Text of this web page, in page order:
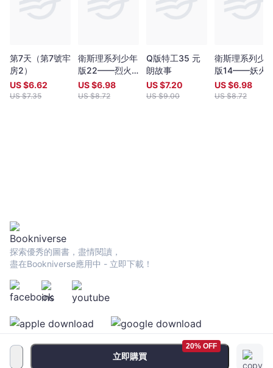
第7天（第7號牢
房2）
US $6.62
US $7.35
衛斯理系列少年
版22——烈火
女（上）
US $6.98
US $8.72
Q版特工35 元
朗故事
US $7.20
US $9.00
衛斯理系列少
版14——妖火
（上）
US $6.98
US $8.72
立即購買
20% OFF
探索優秀的圖書，盡情閱讀，
盡在Bookniverse應用中 - 立即下載！